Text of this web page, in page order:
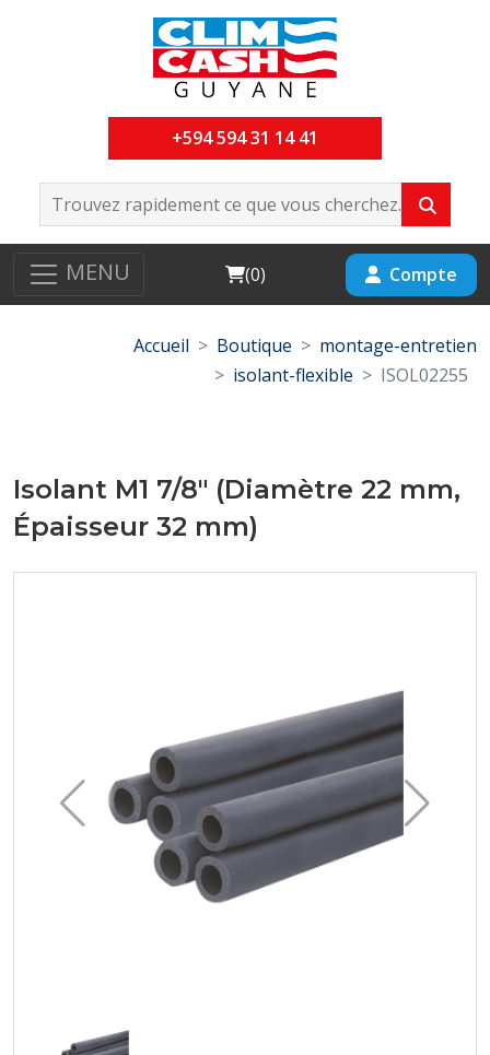
+594 594 31 14 41
MENU Cart
(0) Compte
Accueil Boutique
montage-entretien
isolant-flexible
ISOL02255
Isolant M1 7/8" (Diamètre 22 mm,
Épaisseur 32 mm)